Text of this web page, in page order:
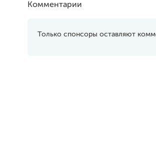
Комментарии
Только спонсоры оставляют